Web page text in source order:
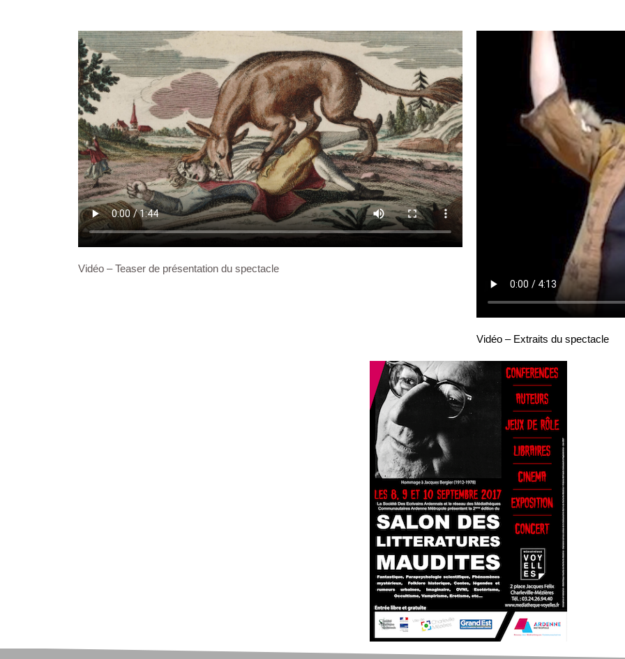
Vidéo –Teaser de présentation du spectacle
Vidéo – Extraits du spectacle